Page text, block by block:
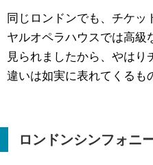
同じロンドンでも、チケッ
ヤルオペラハウスでは高級
見られましたから、やは
違いは如実に表れてくるも
ロンドンシンフォニ